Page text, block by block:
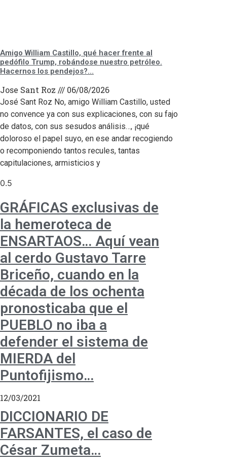
Amigo William Castillo, qué hacer frente al
pedófilo Trump, robándose nuestro petróleo.
Hacernos los pendejos?…
Jose Sant Roz 06/08/2026
José Sant Roz No, amigo William Castillo, usted
no convence ya con sus explicaciones, con su fajo
de datos, con sus sesudos análisis…, ¡qué
doloroso el papel suyo, en ese andar recogiendo
o recomponiendo tantos recules, tantas
capitulaciones, armisticios y
GRÁFICAS exclusivas de
la hemeroteca de
ENSARTAOS… Aquí vean
al cerdo Gustavo Tarre
Briceño, cuando en la
década de los ochenta
pronosticaba que el
PUEBLO no iba a
defender el sistema de
MIERDA del
Puntofijismo…
12/03/2021
DICCIONARIO DE
FARSANTES, el caso de
César Zumeta…